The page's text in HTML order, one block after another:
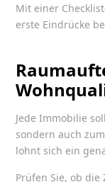
Mit einer
erste Eindrücke
Jede Immobilie
sondern auch
lohnt sich ein
Prüfen Sie, ob